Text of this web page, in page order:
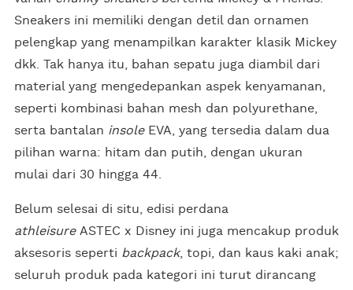
Sneakers ini memiliki dengan detil dan ornamen
pelengkap yang menampilkan karakter klasik Mickey
dkk. Tak hanya itu, bahan sepatu juga diambil dari
material yang mengedepankan aspek kenyamanan,
seperti kombinasi bahan mesh dan polyurethane,
serta bantalan insole EVA, yang tersedia dalam dua
pilihan warna: hitam dan putih, dengan ukuran
mulai dari 30 hingga 44.
Belum selesai di situ, edisi perdana
athleisure ASTEC x Disney ini juga mencakup produk
aksesoris seperti backpack, topi, dan kaus kaki anak;
seluruh produk pada kategori ini turut dirancang